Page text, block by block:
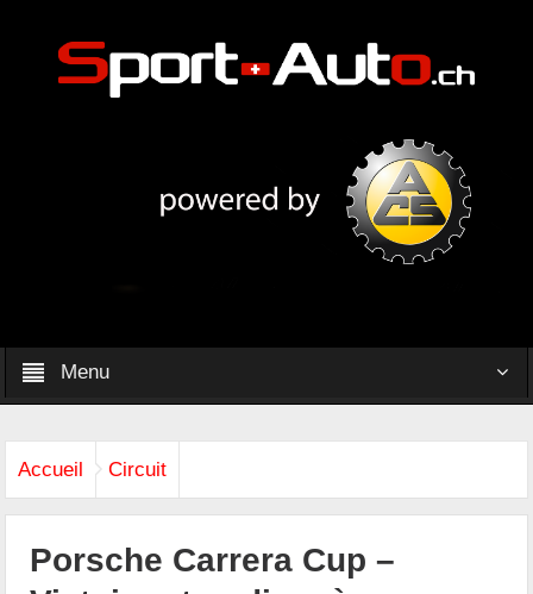
Menu
Accueil Circuit
Porsche Carrera Cup –